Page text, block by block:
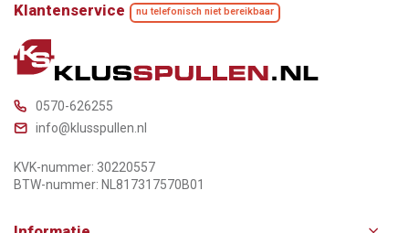
Klantenservice nu telefonisch niet bereikbaar
0570-626255
info@klusspullen.nl
KVK-nummer: 30220557
BTW-nummer: NL817317570B01